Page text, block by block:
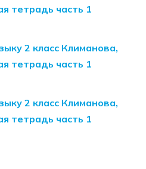
тетрадь часть 1
2 класс Климанова,
тетрадь часть 1
2 класс Климанова,
тетрадь часть 1